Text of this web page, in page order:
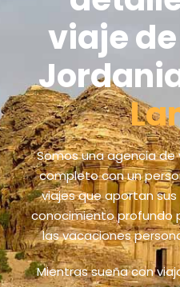
viaje
Somos una agencia de
completo con un
viajes que aportan
conocimiento profundo
las vacaciones
Mientras sueña con